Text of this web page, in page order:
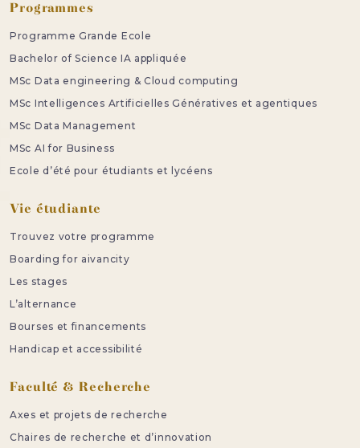
Programmes
Programme Grande Ecole
Bachelor of Science IA appliquée
MSc Data engineering & Cloud computing
MSc Intelligences Artificielles Génératives et agentiques
MSc Data Management
MSc AI for Business
Ecole d’été pour étudiants et lycéens
Vie étudiante
Trouvez votre programme
Boarding for aivancity
Les stages
L’alternance
Bourses et financements
Handicap et accessibilité
Faculté & Recherche
Axes et projets de recherche
Chaires de recherche et d’innovation